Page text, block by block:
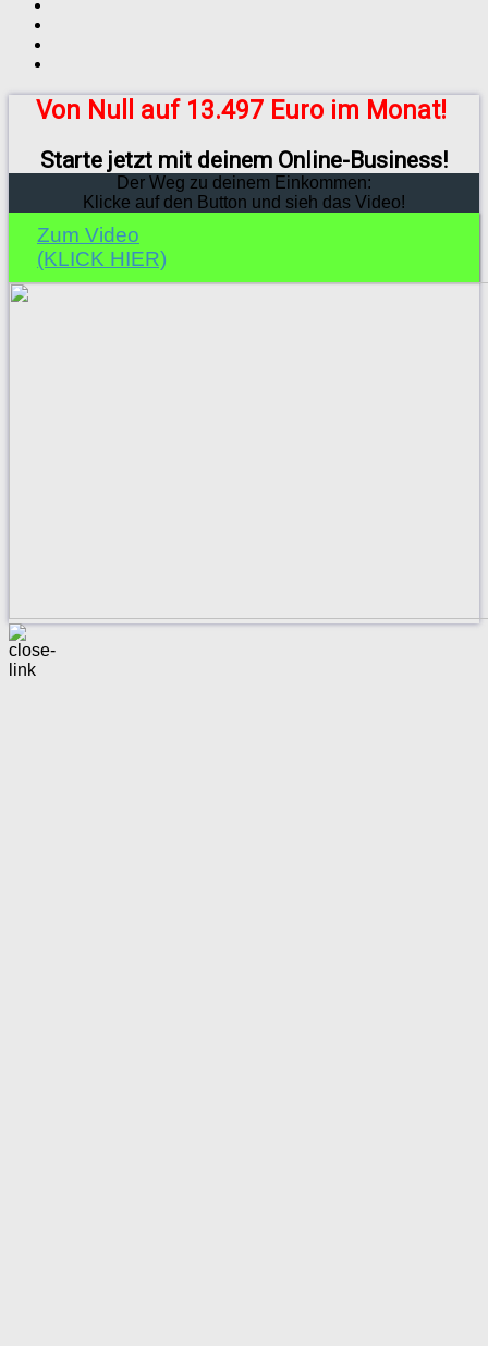
Von Null auf 13.497 Euro im Monat!
Starte jetzt mit deinem Online-Business!
Der Weg zu deinem Einkommen:
Klicke auf den Button und sieh das Video!
Zum Video
(KLICK HIER)